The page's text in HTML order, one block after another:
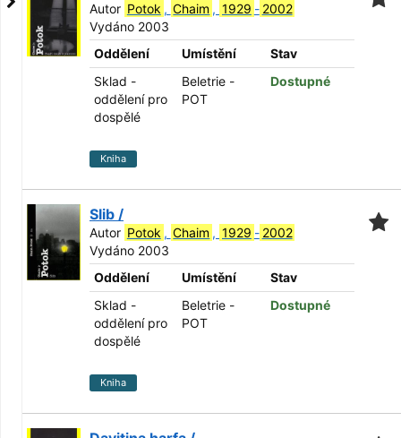
Autor Potok , Chaim , 1929 - 2002
Vydáno 2003
Oddělení
Umístění
Stav
Sklad -
oddělení pro
dospělé
Beletrie -
POT
Dostupné
Kniha
Slib /
Autor Potok , Chaim , 1929 - 2002
Vydáno 2003
Oddělení
Umístění
Stav
Sklad -
oddělení pro
dospělé
Beletrie -
POT
Dostupné
Kniha